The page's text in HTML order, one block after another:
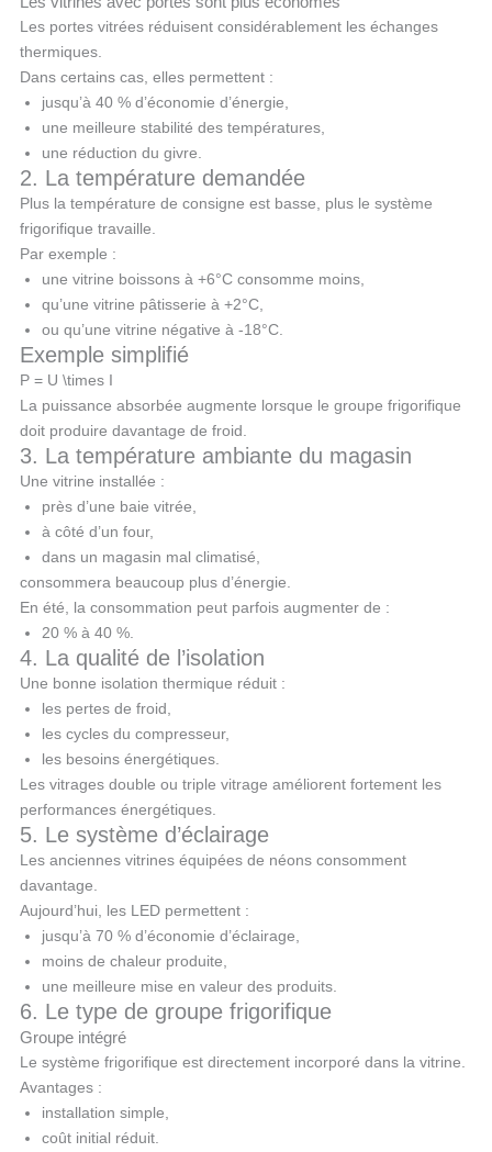
Les portes vitrées réduisent considérablement les échanges
thermiques.
Dans certains cas, elles permettent :
jusqu’à 40 % d’économie d’énergie,
une meilleure stabilité des températures,
une réduction du givre.
2. La température demandée
Plus la température de consigne est basse, plus le système
frigorifique travaille.
Par exemple :
une vitrine boissons à +6°C consomme moins,
qu’une vitrine pâtisserie à +2°C,
ou qu’une vitrine négative à -18°C.
Exemple simplifié
P = U \times I
La puissance absorbée augmente lorsque le groupe frigorifique
doit produire davantage de froid.
3. La température ambiante du magasin
Une vitrine installée :
près d’une baie vitrée,
à côté d’un four,
dans un magasin mal climatisé,
consommera beaucoup plus d’énergie.
En été, la consommation peut parfois augmenter de :
20 % à 40 %.
4. La qualité de l’isolation
Une bonne isolation thermique réduit :
les pertes de froid,
les cycles du compresseur,
les besoins énergétiques.
Les vitrages double ou triple vitrage améliorent fortement les
performances énergétiques.
5. Le système d’éclairage
Les anciennes vitrines équipées de néons consomment
davantage.
Aujourd’hui, les LED permettent :
jusqu’à 70 % d’économie d’éclairage,
moins de chaleur produite,
une meilleure mise en valeur des produits.
6. Le type de groupe frigorifique
Groupe intégré
Le système frigorifique est directement incorporé dans la vitrine.
Avantages :
installation simple,
coût initial réduit.